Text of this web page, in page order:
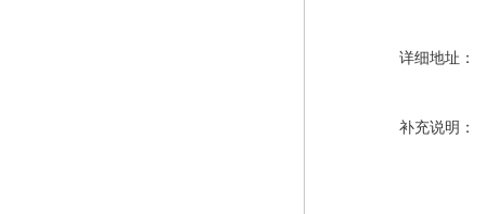
详细地址：
补充说明：